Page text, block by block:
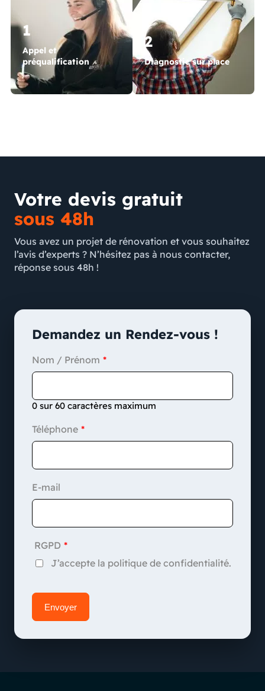
1
Appel et
préqualification
2
Diagnostic sur place
Votre devis gratuit
sous 48h
Vous avez un projet de rénovation et vous souhaitez
l’avis d’experts ? N’hésitez pas à nous contacter,
réponse sous 48h !
Demandez un Rendez-vous !
Nom / Prénom
0 sur 60 caractères maximum
Téléphone
E-mail
RGPD
J’accepte la politique de confidentialité.